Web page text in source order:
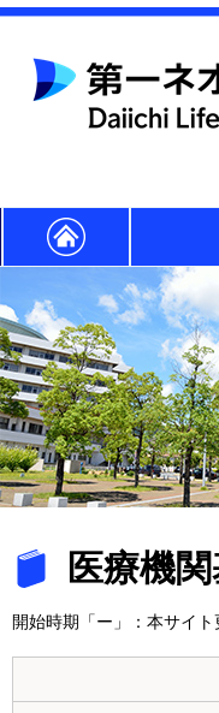
医療機
開始時期「ー」：本サイ